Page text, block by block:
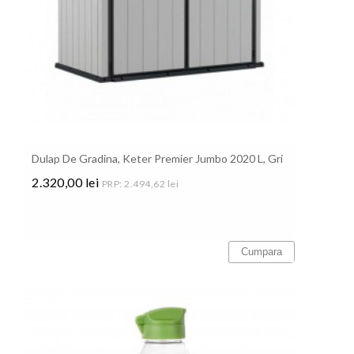
Dulap De Gradina, Keter Premier Jumbo 2020 L, Gri
2.320,00 lei PRP: 2.494,62 lei
Cumpara